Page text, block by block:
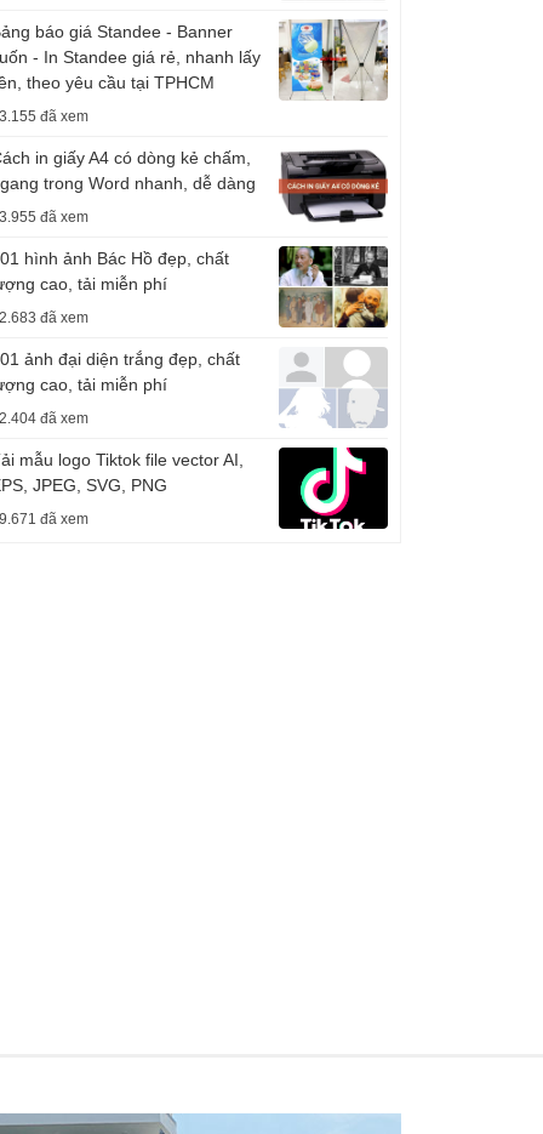
báo giá Standee - Banner
- In Standee giá rẻ, nhanh lấy
theo yêu cầu tại TPHCM
đã xem
in giấy A4 có dòng kẻ chấm,
trong Word nhanh, dễ dàng
đã xem
hình ảnh Bác Hồ đẹp, chất
cao, tải miễn phí
đã xem
ảnh đại diện trắng đẹp, chất
cao, tải miễn phí
đã xem
mẫu logo Tiktok file vector AI,
JPEG, SVG, PNG
đã xem